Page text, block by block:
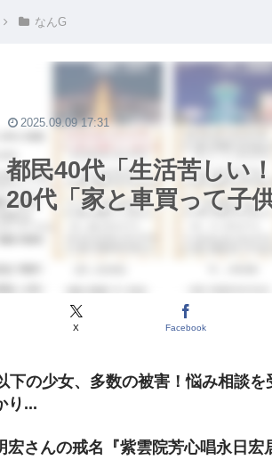
なんG
都民40代「生活苦しい
20代「家と車買って子
X Facebook
2025.09.09 17:31
下の少女、多数の被害！悩み相談
り...
宏さんの戒名『紫雲院芳心唱永日宏